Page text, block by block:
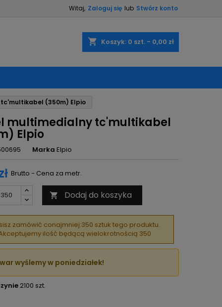
Witaj, Zaloguj się lub Stwórz konto
shopping_cart Koszyk: 0 szt. - 0,00 zł
(350m) Elpio
multimedialny tc'multikabel
Elpio
Marka Elpio
Brutto - Cena za metr.
 Dodaj do koszyka
zamówić conajmniej:350 sztuk tego produktu.
ilość będącą wielokrotnością 350
wyślemy w poniedziałek!
2100 szt.